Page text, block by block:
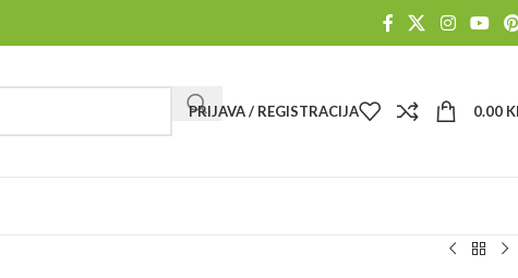
PRIJAVA / REGISTRACIJA 0.00